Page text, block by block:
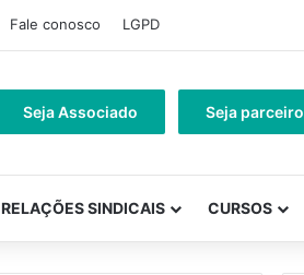
Fale conosco LGPD
Seja Associado Seja parceiro
RELAÇÕES SINDICAIS CURSOS